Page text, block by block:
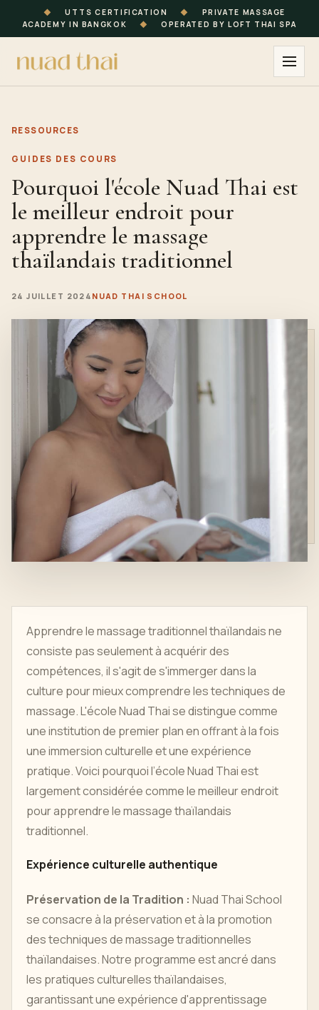
◆ UTTS CERTIFICATION ◆
PRIVATE MASSAGE
ACADEMY IN BANGKOK
◆ OPERATED BY LOFT THAI SPA
RESSOURCES
GUIDES DES COURS
Pourquoi l'école Nuad Thai est
le meilleur endroit pour
apprendre le massage
thaïlandais traditionnel
24 JUILLET 2024 NUAD THAI SCHOOL
Apprendre le massage traditionnel thaïlandais ne
consiste pas seulement à acquérir des
compétences, il s'agit de s'immerger dans la
culture pour mieux comprendre les techniques de
massage. L'école Nuad Thai se distingue comme
une institution de premier plan en offrant à la fois
une immersion culturelle et une expérience
pratique. Voici pourquoi l’école Nuad Thai est
largement considérée comme le meilleur endroit
pour apprendre le massage thaïlandais
traditionnel.
Expérience culturelle authentique
Préservation de la Tradition : Nuad Thai School
se consacre à la préservation et à la promotion
des techniques de massage traditionnelles
thaïlandaises. Notre programme est ancré dans
les pratiques culturelles thaïlandaises,
garantissant une expérience d'apprentissage